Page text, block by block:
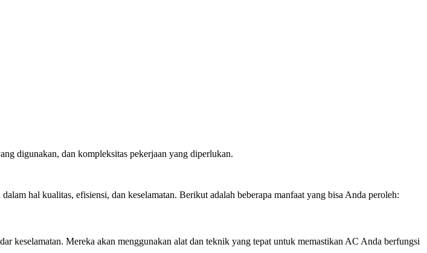
digunakan, dan kompleksitas pekerjaan yang diperlukan.
hal kualitas, efisiensi, dan keselamatan. Berikut adalah beberapa manfaat yang bisa Anda peroleh:
keselamatan. Mereka akan menggunakan alat dan teknik yang tepat untuk memastikan AC Anda berfungsi